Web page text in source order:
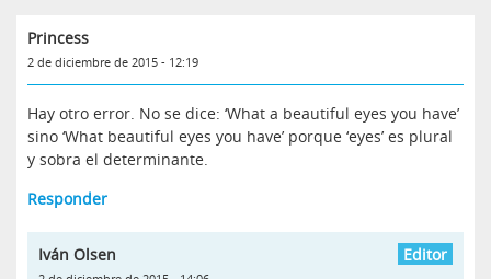
Princess
2 de diciembre de 2015 - 12:19
Hay otro error. No se dice: ‘What a beautiful eyes you have’
sino ‘What beautiful eyes you have’ porque ‘eyes’ es plural
y sobra el determinante.
Responder
Iván Olsen